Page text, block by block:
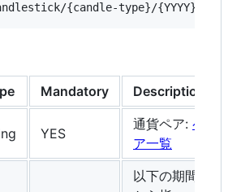
{candle-type}/{YYYY}
Mandatory Description
YES
通貨ペア: ペ
ア一覧
以下の期間